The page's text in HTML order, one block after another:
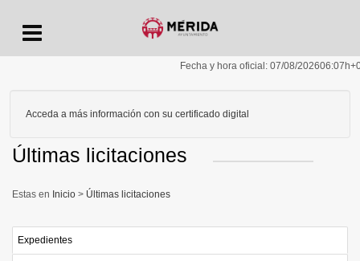
Fecha y hora oficial: 07/08/202606:07h
Acceda a más información con su certificado digital
Inicio > Últimas licitaciones
Últimas licitaciones
Expedientes